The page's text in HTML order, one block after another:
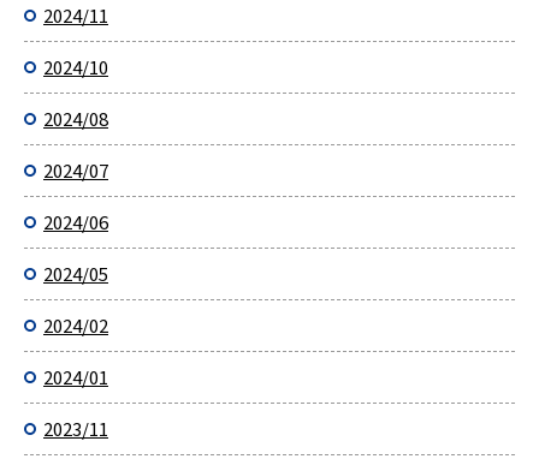
2024/11
2024/10
2024/08
2024/07
2024/06
2024/05
2024/02
2024/01
2023/11